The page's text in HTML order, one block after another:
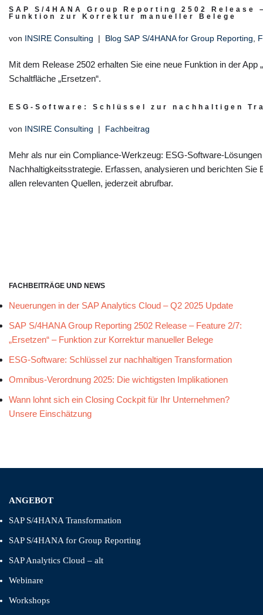
SAP S/4HANA Group Reporting 2502
Funktion zur Korrektur manueller Belege
von INSIRE Consulting Blog SAP S/4HANA for Group Reporting
Mit dem Release 2502 erhalten Sie eine neue Funktion in der App
Schaltfläche „Ersetzen“.
ESG-Software: Schlüssel zur nachhaltigen
von INSIRE Consulting Fachbeitrag
Mehr als nur ein Compliance-Werkzeug: ESG-Software-
Nachhaltigkeitsstrategie. Erfassen, analysieren und berichten
allen relevanten Quellen, jederzeit abrufbar.
FACHBEITRÄGE UND NEWS
Neuerungen in der SAP Analytics Cloud – Q2 2025 Update
SAP S/4HANA Group Reporting 2502 Release – Feature 2/7:
„Ersetzen“ – Funktion zur Korrektur manueller Belege
ESG-Software: Schlüssel zur nachhaltigen Transformation
Omnibus-Verordnung 2025: Die wichtigsten Implikationen
Wann lohnt sich ein Closing Cockpit für Ihr Unternehmen?
Unsere Einschätzung
ANGEBOT
SAP S/4HANA Transformation
SAP S/4HANA for Group Reporting
SAP Analytics Cloud – alt
Webinare
Workshops